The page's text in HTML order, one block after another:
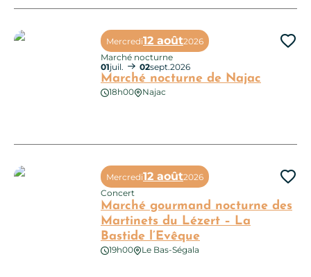
Marché nocturne de Najac
18h00 Najac
Mercredi12 août2026
Marché nocturne
01juil. 02sept.2026
Marché gourmand nocturne des
Martinets du Lézert – La
Bastide l’Evêque
19h00 Le Bas-Ségala
Mercredi12 août2026
Concert